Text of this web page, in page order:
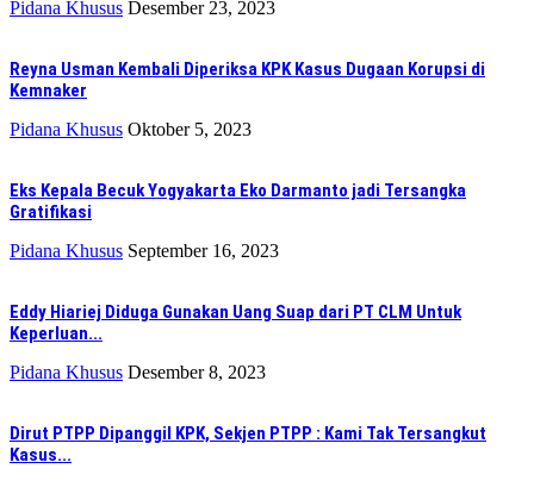
Pidana Khusus Desember 23, 2023
Reyna Usman Kembali Diperiksa KPK Kasus Dugaan Korupsi di
Kemnaker
Pidana Khusus Oktober 5, 2023
Eks Kepala Becuk Yogyakarta Eko Darmanto jadi Tersangka
Gratifikasi
Pidana Khusus September 16, 2023
Eddy Hiariej Diduga Gunakan Uang Suap dari PT CLM Untuk
Keperluan...
Pidana Khusus Desember 8, 2023
Dirut PTPP Dipanggil KPK, Sekjen PTPP : Kami Tak Tersangkut
Kasus...